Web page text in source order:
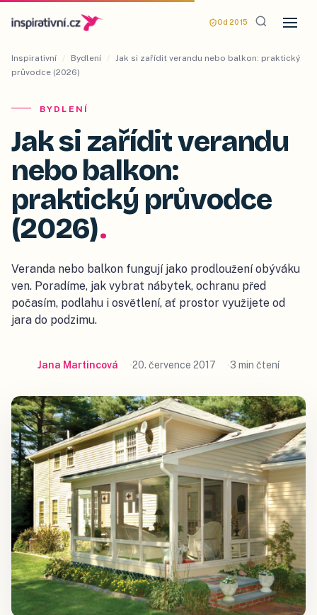
Od 2015
Inspirativní / Bydlení / Jak si zařídit verandu nebo balkon: praktický
průvodce (2026)
BYDLENÍ
Jak si zařídit verandu
nebo balkon:
praktický průvodce
(2026).
Veranda nebo balkon fungují jako prodloužení obýváku
ven. Poradíme, jak vybrat nábytek, ochranu před
počasím, podlahu i osvětlení, ať prostor využijete od
jara do podzimu.
Jana Martincová 20. července 2017 3 min čtení